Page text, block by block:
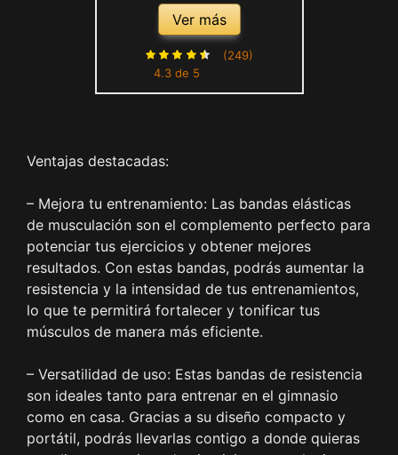
elasticas Fitness, para
Entrenar al Aire Libre Gym o
en casa - 5 Cintas elásticas
musculación/Manijas/Ancla
Ver más
4.3 de 5
(249)
Ventajas destacadas:
– Mejora tu entrenamiento: Las bandas elásticas
de musculación son el complemento perfecto para
potenciar tus ejercicios y obtener mejores
resultados. Con estas bandas, podrás aumentar la
resistencia y la intensidad de tus entrenamientos,
lo que te permitirá fortalecer y tonificar tus
músculos de manera más eficiente.
– Versatilidad de uso: Estas bandas de resistencia
son ideales tanto para entrenar en el gimnasio
como en casa. Gracias a su diseño compacto y
portátil, podrás llevarlas contigo a donde quieras